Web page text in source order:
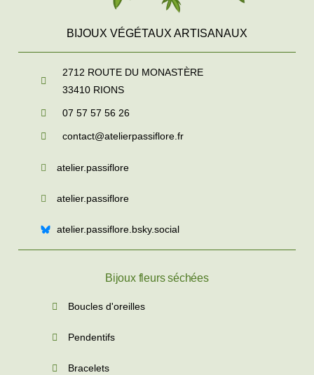
BIJOUX VÉGÉTAUX ARTISANAUX
2712 ROUTE DU MONASTÈRE
33410 RIONS
07 57 57 56 26
contact@atelierpassiflore.fr
atelier.passiflore
atelier.passiflore
atelier.passiflore.bsky.social
Bijoux fleurs séchées
Boucles d'oreilles
Pendentifs
Bracelets